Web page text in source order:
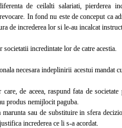
de ceilalti salariati, pierderea
In fond nu este de conceput ca
de increderea lor si le-au incalcat
incredintate lor de catre acestia.
necesara indeplinirii acestui mandat
de aceea, raspund fata de societate
produs nemijlocit paguba.
sau de substituire in sfera
increderea ce li s-a acordat.